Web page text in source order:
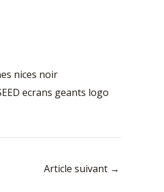
Article suivant →